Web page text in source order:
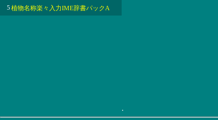
5 植物名称楽々入力IME辞書パックA
.